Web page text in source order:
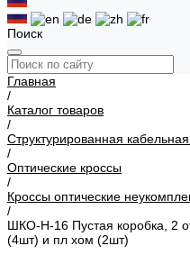
Поиск
Главная
/
Каталог товаров
/
Структурированная
/
Оптические кроссы
/
Кроссы оптические
/
ШКО-Н-16 Пустая коробка, 2
(4шт) и пл хом (2шт)